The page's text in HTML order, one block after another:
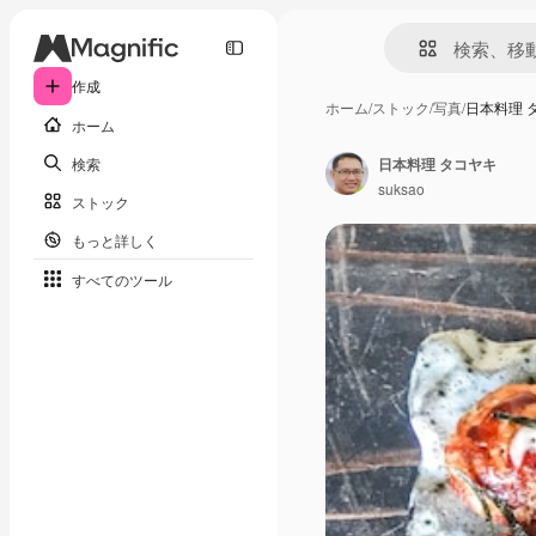
作成
ホーム
検索
ストック
もっと詳しく
すべてのツール
ホーム/ストック/写真/日本料理
日本料理 タコヤキ
suksao